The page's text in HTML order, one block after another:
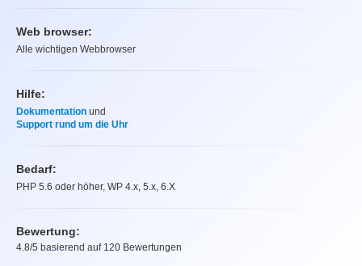
Web browser:
Alle wichtigen Webbrowser
Hilfe:
Dokumentation und
Support rund um die Uhr
Bedarf:
PHP 5.6 oder höher, WP 4.x, 5.x, 6.X
Bewertung:
4.8/5 basierend auf 120 Bewertungen